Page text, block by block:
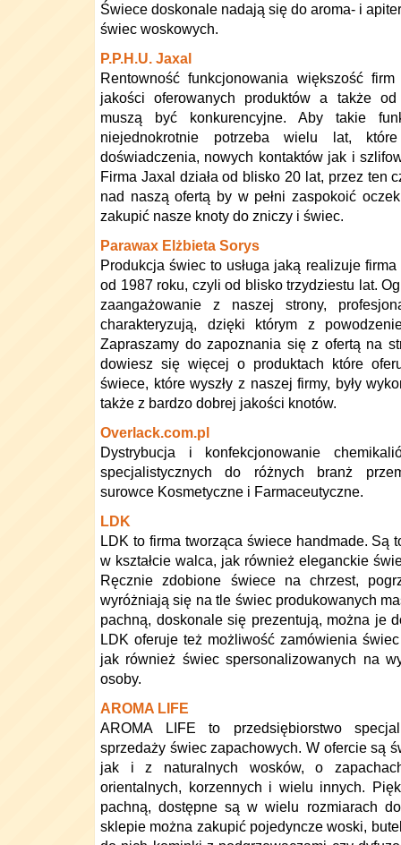
Świece doskonale nadają się do aroma- i
świec woskowych.
P.P.H.U. Jaxal
Rentowność funkcjonowania większość
jakości oferowanych produktów a także
muszą być konkurencyjne. Aby takie
niejednokrotnie potrzeba wielu lat,
doświadczenia, nowych kontaktów jak i
Firma Jaxal działa od blisko 20 lat, przez ten
nad naszą ofertą by w pełni zaspokoić
zakupić nasze knoty do zniczy i świec.
Parawax Elżbieta Sorys
Produkcja świec to usługa jaką realizuje firma
od 1987 roku, czyli od blisko trzydziestu lat.
zaangażowanie z naszej strony,
charakteryzują, dzięki którym z
Zapraszamy do zapoznania się z ofertą na
dowiesz się więcej o produktach które
świece, które wyszły z naszej firmy, były
także z bardzo dobrej jakości knotów.
Overlack.com.pl
Dystrybucja i konfekcjonowanie
specjalistycznych do różnych branż
surowce Kosmetyczne i Farmaceutyczne.
LDK
LDK to firma tworząca świece handmade. Są
w kształcie walca, jak również eleganckie
Ręcznie zdobione świece na chrzest,
wyróżniają się na tle świec produkowanych
pachną, doskonale się prezentują, można je
LDK oferuje też możliwość zamówienia
jak również świec spersonalizowanych na
osoby.
AROMA LIFE
AROMA LIFE to przedsiębiorstwo
sprzedaży świec zapachowych. W ofercie są
jak i z naturalnych wosków, o
orientalnych, korzennych i wielu innych.
pachną, dostępne są w wielu rozmiarach
sklepie można zakupić pojedyncze woski,